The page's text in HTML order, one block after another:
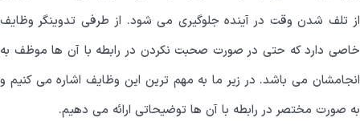
از تلف شدن وقت در آینده جلوگیری می شود. از طرفی تدوینگر وظایف
خاصی دارد که حتی در صورت صحبت نکردن در رابطه با آن ها موظف به
انجامشان می باشد. در زیر ما به مهم ترین این وظایف اشاره می کنیم و
به صورت مختصر در رابطه با آن ها توضیحاتی ارائه می دهیم.